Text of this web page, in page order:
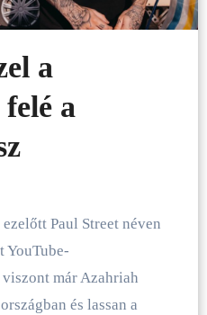
a
a
Paul Street néven
YouTube-
már Azahriah
és lassan a